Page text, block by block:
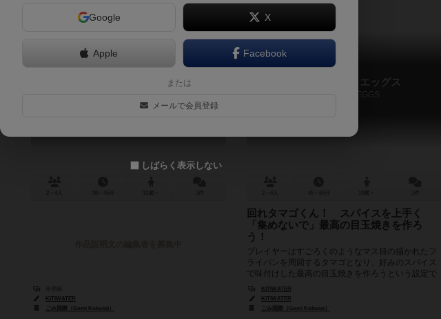
スノーボール・スノーボール
KITIWATER
ごみ国際（Gomi Kokusai）
ベーコンアンドエッグス
BACON and EGGS
回れタマゴくん！ スパイスを上手く
「集めないで」最高の目玉焼きを作ろ
う！
プレイヤーはすごろくのようなマス目の描かれたフ
ライパンを周回するタマゴとなり、好みのスパイス
で味付けした最高の目玉焼きを作ろうという設定で
す。 目的は得点源となる資源である...
KITIWATER
KITIWATER
ごみ国際（Gomi Kokusai）
Google X
Apple Facebook
または
メールで会員登録
しばらく表示しない